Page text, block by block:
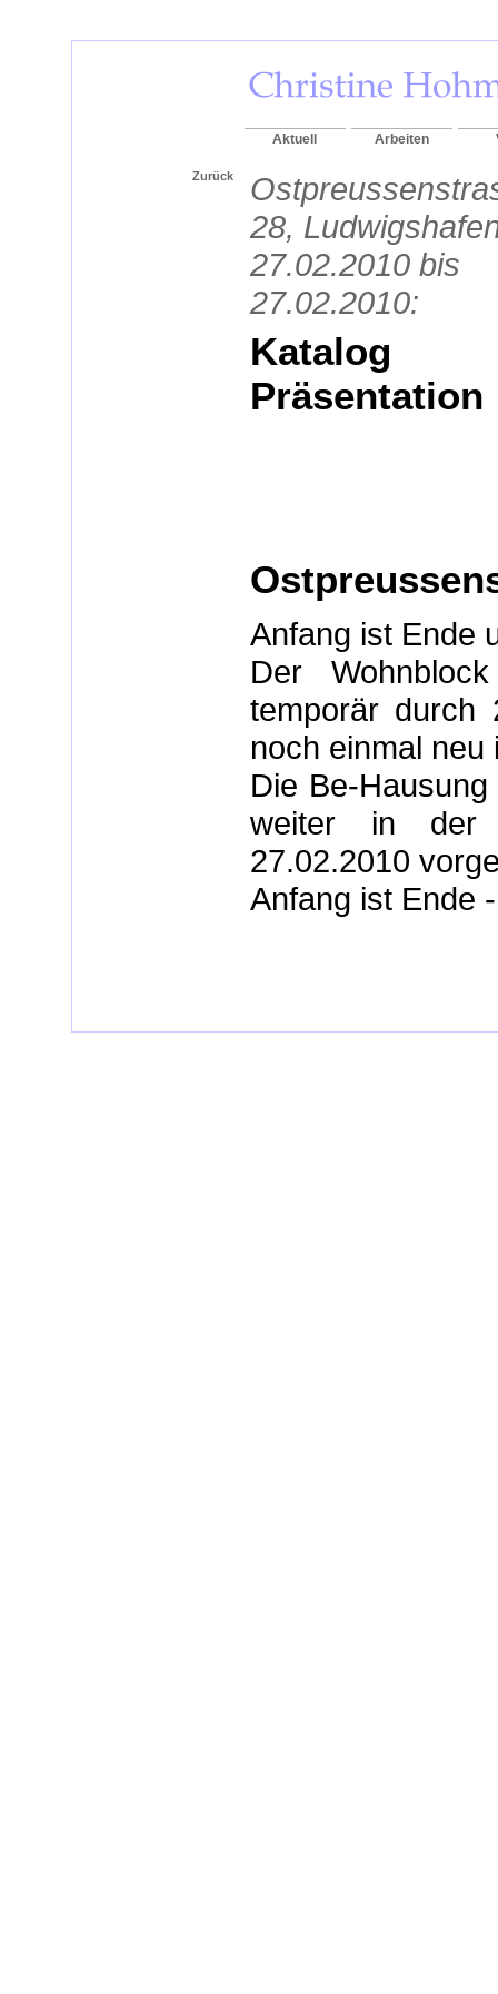
Aktuell Arbeiten
Zurück
28,
27.02.2010 bis
27.02.2010:
Katalog
Präsentation
Anfang ist Ende
Der
temporär durch
noch einmal
Die Be-
weiter in der
27.02.2010
Anfang ist Ende